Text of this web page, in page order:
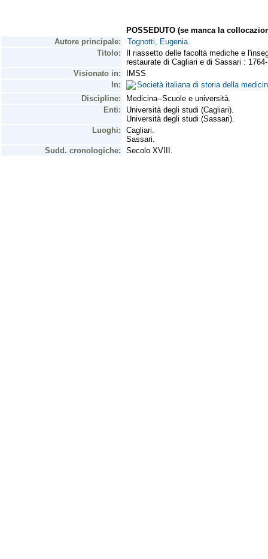
POSSEDUTO (se manca la
Autore principale:
Tognotti, Eugenia.
Titolo:
Il riassetto delle facoltà mediche e
restaurate di Cagliari e di Sassari :
Visionato in:
IMSS
In:
Società italiana di storia della
Discipline:
Medicina--Scuole e università.
Enti:
Università degli studi (Cagliari).
Università degli studi (Sassari).
Luoghi:
Cagliari.
Sassari.
Sudd. cronologiche:
Secolo XVIII.